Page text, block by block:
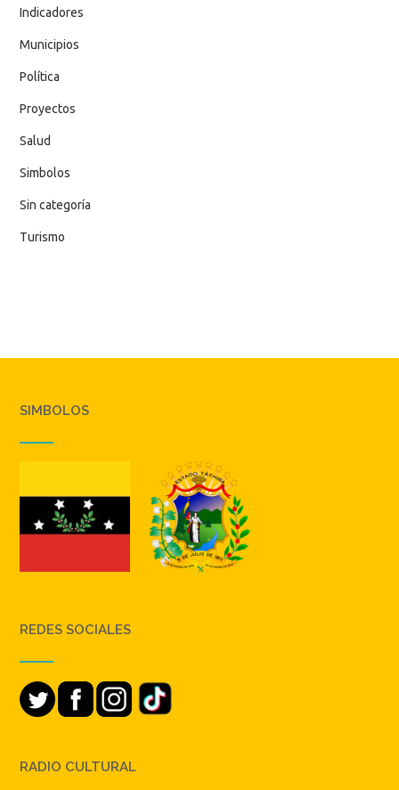
Indicadores
Municipios
Política
Proyectos
Salud
Simbolos
Sin categoría
Turismo
SIMBOLOS
REDES SOCIALES
RADIO CULTURAL